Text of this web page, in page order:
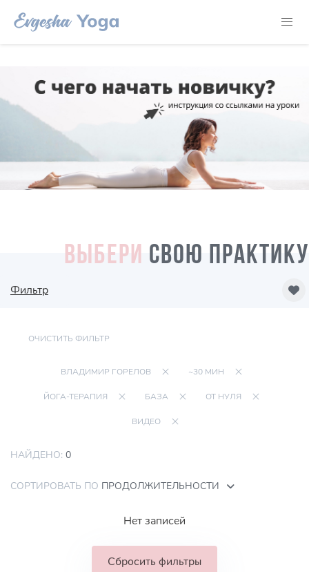
ВЫБЕРИ СВОЮ ПРАКТИКУ
Фильтр
ОЧИСТИТЬ ФИЛЬТР
ВЛАДИМИР ГОРЕЛОВ ~30 МИН
ЙОГА-ТЕРАПИЯ БАЗА ОТ НУЛЯ
ВИДЕО
НАЙДЕНО: 0
СОРТИРОВАТЬ ПО ПРОДОЛЖИТЕЛЬНОСТИ
Нет записей
Сбросить фильтры